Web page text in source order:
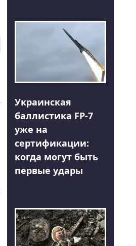
Украинская
баллистика FP-7
уже на
сертификации:
когда могут быть
первые удары